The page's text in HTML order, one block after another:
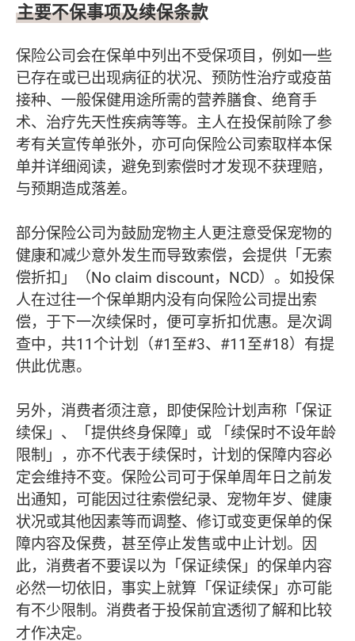
主要不保事项及续保条款
保险公司会在保单中列出不受保项目，例如一些
已存在或已出现病征的状况、预防性治疗或疫苗
接种、一般保健用途所需的营养膳食、绝育手
术、治疗先天性疾病等等。主人在投保前除了参
考有关宣传单张外，亦可向保险公司索取样本保
单并详细阅读，避免到索偿时才发现不获理赔，
与预期造成落差。
部分保险公司为鼓励宠物主人更注意受保宠物的
健康和减少意外发生而导致索偿，会提供「无索
偿折扣」（No claim discount，NCD）。如投保
人在过往一个保单期内没有向保险公司提出索
偿，于下一次续保时，便可享折扣优惠。是次调
查中，共11个计划（#1至#3、#11至#18）有提
供此优惠。
另外，消费者须注意，即使保险计划声称「保证
续保」、「提供终身保障」或 「续保时不设年龄
限制」，亦不代表于续保时，计划的保障内容必
定会维持不变。保险公司可于保单周年日之前发
出通知，可能因过往索偿纪录、宠物年岁、健康
状况或其他因素等而调整、修订或变更保单的保
障内容及保费，甚至停止发售或中止计划。因
此，消费者不要误以为「保证续保」的保单内容
必然一切依旧，事实上就算「保证续保」亦可能
有不少限制。消费者于投保前宜透彻了解和比较
才作决定。